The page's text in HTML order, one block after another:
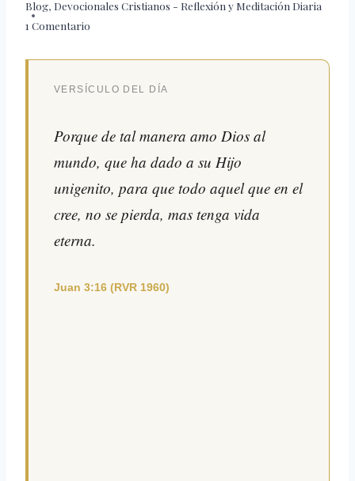
Blog, Devocionales Cristianos - Reflexión y Meditación Diaria
1 Comentario
VERSÍCULO DEL DÍA
Porque de tal manera amo Dios al
mundo, que ha dado a su Hijo
unigenito, para que todo aquel que en el
cree, no se pierda, mas tenga vida
eterna.
Juan 3:16 (RVR 1960)